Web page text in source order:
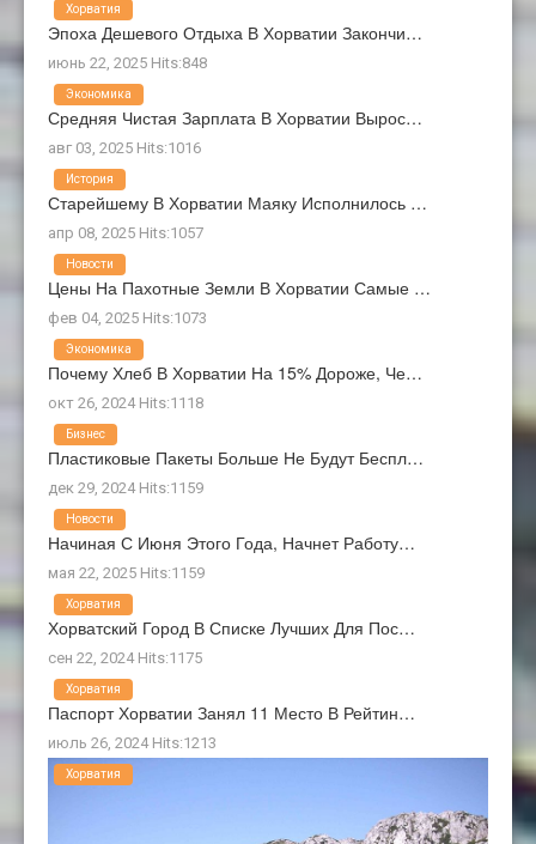
Эпоха Дешевого Отдыха В Хорватии Закончи…
июнь 22, 2025 Hits:848
Хорватия
Средняя Чистая Зарплата В Хорватии Вырос…
авг 03, 2025 Hits:1016
Экономика
Старейшему В Хорватии Маяку Исполнилось …
апр 08, 2025 Hits:1057
История
Цены На Пахотные Земли В Хорватии Самые …
фев 04, 2025 Hits:1073
Новости
Почему Хлеб В Хорватии На 15% Дороже, Че…
окт 26, 2024 Hits:1118
Экономика
Пластиковые Пакеты Больше Не Будут Беспл…
дек 29, 2024 Hits:1159
Бизнес
Начиная С Июня Этого Года, Начнет Работу…
мая 22, 2025 Hits:1159
Новости
Хорватский Город В Списке Лучших Для Пос…
сен 22, 2024 Hits:1175
Хорватия
Паспорт Хорватии Занял 11 Место В Рейтин…
июль 26, 2024 Hits:1213
Хорватия
Хорватия